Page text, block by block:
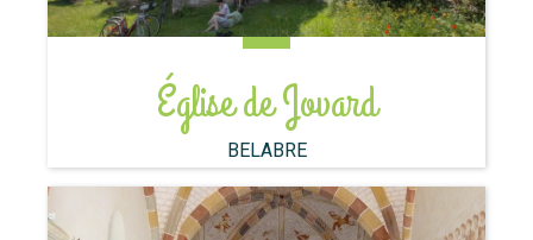
Église de Jovard
BELABRE